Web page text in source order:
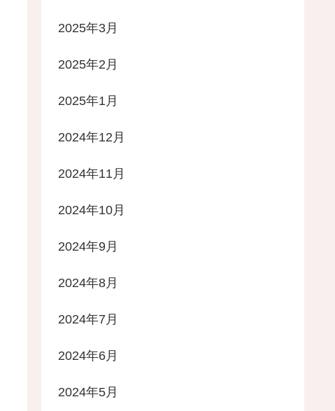
2025年3月
2025年2月
2025年1月
2024年12月
2024年11月
2024年10月
2024年9月
2024年8月
2024年7月
2024年6月
2024年5月